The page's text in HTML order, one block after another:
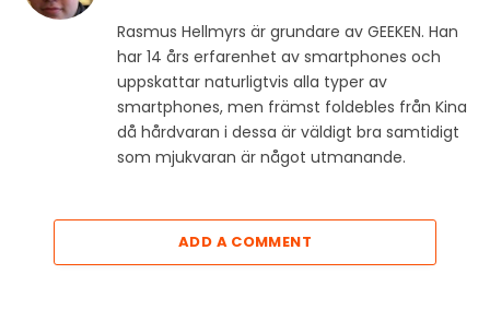
Rasmus Hellmyrs är grundare av GEEKEN. Han
har 14 års erfarenhet av smartphones och
uppskattar naturligtvis alla typer av
smartphones, men främst foldebles från Kina
då hårdvaran i dessa är väldigt bra samtidigt
som mjukvaran är något utmanande.
ADD A COMMENT